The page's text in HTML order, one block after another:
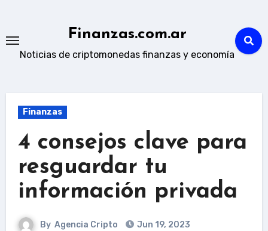
content
Finanzas.com.ar
Noticias de criptomonedas finanzas y economía
Finanzas
4 consejos clave para
resguardar tu
información privada
By Agencia Cripto Jun 19, 2023